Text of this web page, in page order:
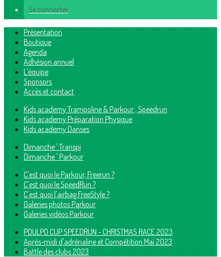
Se connecter
Présentation
Boutique
Agenda
Adhésion annuel
L'équipe
Sponsors
Accès et contact
Kids academy Trampoline & Parkour , Speedrun
Kids academy Préparation Physique
Kids academy Danses
Dimanche ' Transpi
Dimanche ' Parkour
C'est quoi le Parkour, Freerun ?
C'est quoi le SpeedRun ?
C'est quoi l'airbag FreeStyle ?
Galeries photos Parkour
Galeries vidéos Parkour
POULPO CUP SPEEDRUN - CHRISTMAS RACE 2023
Après-midi d'adrénaline et Compétition Mai 2023
Battle des clubs 2023